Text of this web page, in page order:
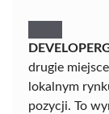
drugie
lokalnym
pozycji. To